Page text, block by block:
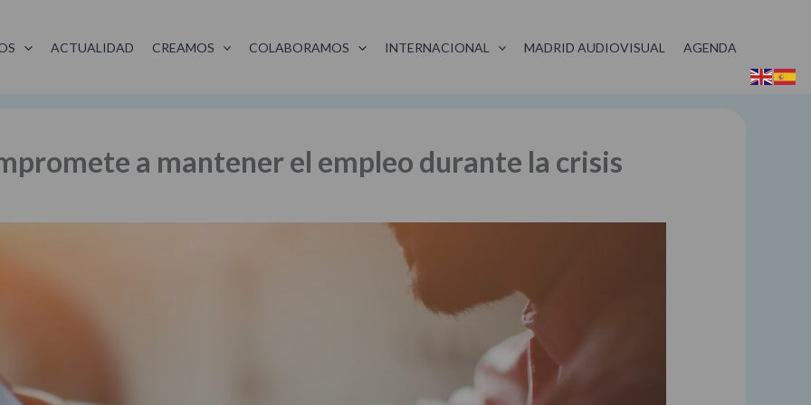
ACTUALIDAD CREAMOS COLABORAMOS INTERNACIONAL MADRID AUDIOVISUAL AGENDA
a mantener el empleo durante la crisis